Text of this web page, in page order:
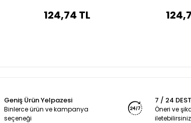
124,74 TL
Geniş Ürün Yelpazesi
Binlerce ürün ve kampanya
seçeneği
7 / 24
Öneri ve